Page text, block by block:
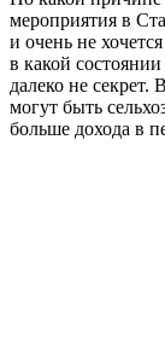
мероприятия в
и очень не
в какой
далеко не секрет.
могут быть
больше дохода в